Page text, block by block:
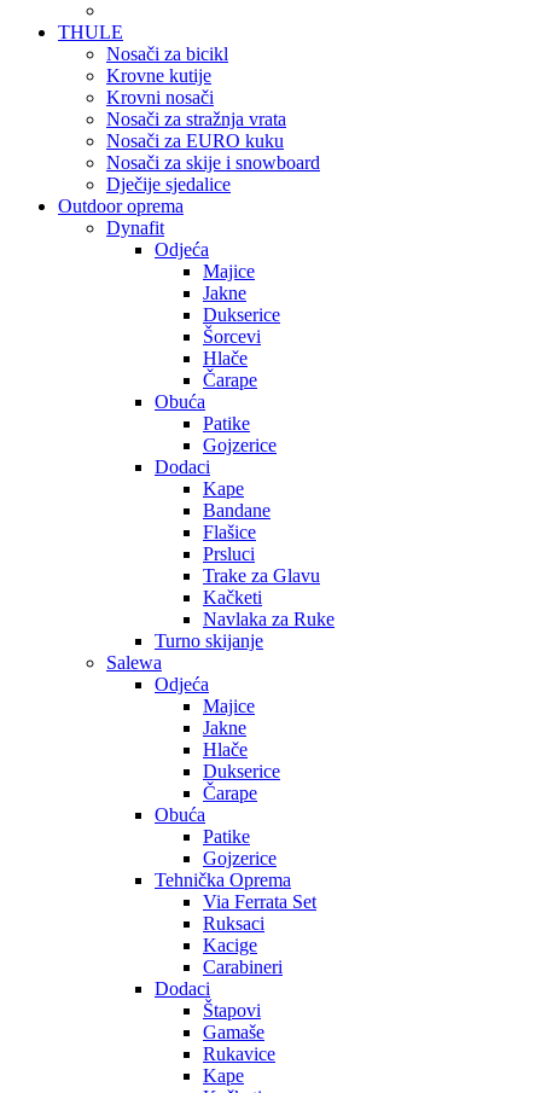
THULE
Nosači za bicikl
Krovne kutije
Krovni nosači
Nosači za stražnja vrata
Nosači za EURO kuku
Nosači za skije i snowboard
Dječije sjedalice
Outdoor oprema
Dynafit
Odjeća
Majice
Jakne
Dukserice
Šorcevi
Hlače
Čarape
Obuća
Patike
Gojzerice
Dodaci
Kape
Bandane
Flašice
Prsluci
Trake za Glavu
Kačketi
Navlaka za Ruke
Turno skijanje
Salewa
Odjeća
Majice
Jakne
Hlače
Dukserice
Čarape
Obuća
Patike
Gojzerice
Tehnička Oprema
Via Ferrata Set
Ruksaci
Kacige
Carabineri
Dodaci
Štapovi
Gamaše
Rukavice
Kape